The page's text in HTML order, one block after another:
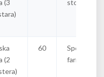
(3
(2
60
Specijalista
farmacije